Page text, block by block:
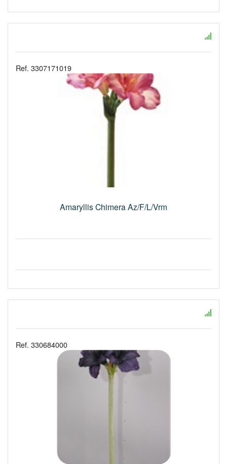
Ref. 3307171019
Amaryllis Chimera Az/F/L/Vrm
Ref. 330684000